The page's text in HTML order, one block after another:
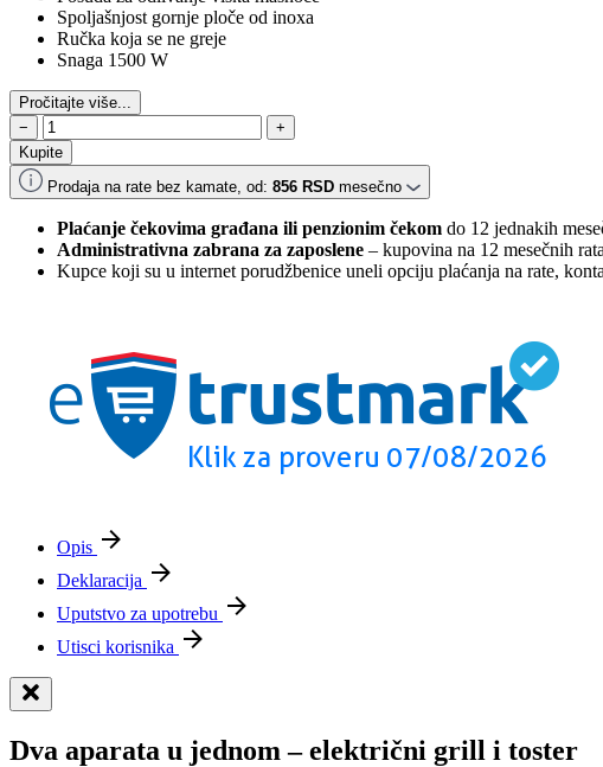
Spoljašnjost gornje ploče od inoxa
Ručka koja se ne greje
Snaga 1500 W
Pročitajte više...
−
Aparat
za
sendviče
i
LM1318
količina
+
Kupite
Prodaja na rate bez kamate, od: 856 RSD mesečno
Plaćanje čekovima građana ili penzionim čekom do 12 jednakih
Administrativna zabrana za zaposlene – kupovina na 12 mesečnih
Kupce koji su u internet porudžbenice uneli opciju plaćanja na rate,
Opis
Deklaracija
Uputstvo za upotrebu
Utisci korisnika
Dva aparata u jednom – električni grill i toster